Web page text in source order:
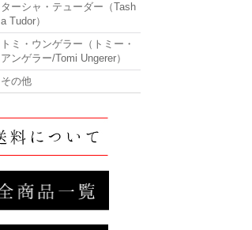
ターシャ・テューダー（Tash
a Tudor）
トミ・ウンゲラー（トミー・
アンゲラー/Tomi Ungerer）
その他